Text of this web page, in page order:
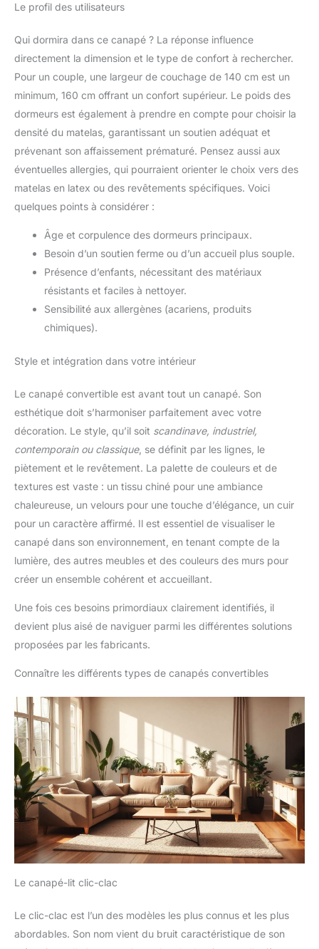
Le profil des utilisateurs
Qui dormira dans ce canapé ? La réponse influence
directement la dimension et le type de confort à rechercher.
Pour un couple, une largeur de couchage de 140 cm est un
minimum, 160 cm offrant un confort supérieur. Le poids des
dormeurs est également à prendre en compte pour choisir la
densité du matelas, garantissant un soutien adéquat et
prévenant son affaissement prématuré. Pensez aussi aux
éventuelles allergies, qui pourraient orienter le choix vers des
matelas en latex ou des revêtements spécifiques. Voici
quelques points à considérer :
Âge et corpulence des dormeurs principaux.
Besoin d’un soutien ferme ou d’un accueil plus souple.
Présence d’enfants, nécessitant des matériaux
résistants et faciles à nettoyer.
Sensibilité aux allergènes (acariens, produits
chimiques).
Style et intégration dans votre intérieur
Le canapé convertible est avant tout un canapé. Son
esthétique doit s’harmoniser parfaitement avec votre
décoration. Le style, qu’il soit scandinave, industriel,
contemporain ou classique, se définit par les lignes, le
piètement et le revêtement. La palette de couleurs et de
textures est vaste : un tissu chiné pour une ambiance
chaleureuse, un velours pour une touche d’élégance, un cuir
pour un caractère affirmé. Il est essentiel de visualiser le
canapé dans son environnement, en tenant compte de la
lumière, des autres meubles et des couleurs des murs pour
créer un ensemble cohérent et accueillant.
Une fois ces besoins primordiaux clairement identifiés, il
devient plus aisé de naviguer parmi les différentes solutions
proposées par les fabricants.
Connaître les différents types de canapés convertibles
Le canapé-lit clic-clac
Le clic-clac est l’un des modèles les plus connus et les plus
abordables. Son nom vient du bruit caractéristique de son